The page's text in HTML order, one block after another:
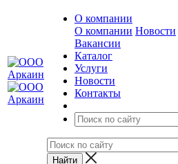
О компании
О компании Новости
Вакансии
Каталог
Услуги
Новости
Контакты